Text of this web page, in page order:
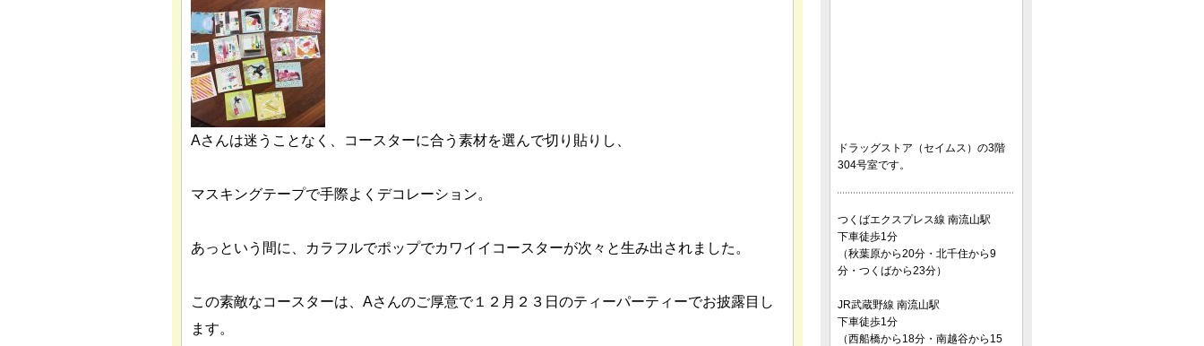
Aさんは迷うことなく、コースターに合う素材を選んで切り貼りし、
マスキングテープで手際よくデコレーション。
あっという間に、カラフルでポップでカワイイコースターが次々と生み出されました。
この素敵なコースターは、Aさんのご厚意で１２月２３日のティーパーティーでお披露目し
ます。
ドラッグストア（セイムス）の3階
304号室です。
つくばエクスプレス線 南流山駅
下車徒歩1分
（秋葉原から20分・北千住から9
分・つくばから23分）
JR武蔵野線 南流山駅
下車徒歩1分
（西船橋から18分・南越谷から15